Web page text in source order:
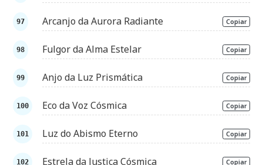
Arcanjo da Aurora Radiante Copiar
Fulgor da Alma Estelar Copiar
Anjo da Luz Prismática Copiar
Eco da Voz Cósmica Copiar
Luz do Abismo Eterno Copiar
Estrela da Justiça Cósmica Copiar